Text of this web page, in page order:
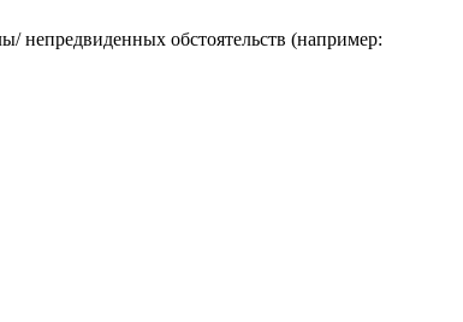
непредвиденных обстоятельств (например: